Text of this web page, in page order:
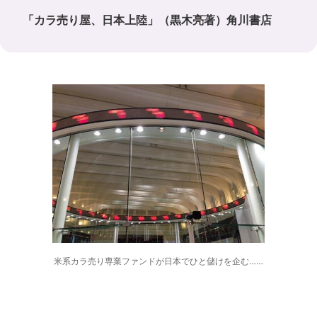
「カラ売り屋、日本上陸」（黒木亮著）角川書店
米系カラ売り専業ファンドが日本でひと儲けを企む……